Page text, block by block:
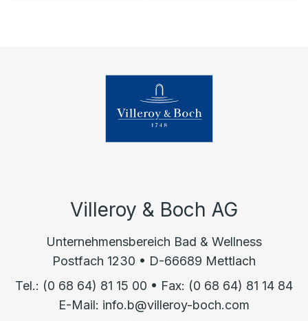
Villeroy & Boch AG
Unternehmensbereich Bad & Wellness
Postfach 1230 • D-66689 Mettlach
Tel.: (0 68 64) 81 15 00 • Fax: (0 68 64) 81 14 84
E-Mail: info.b@villeroy-boch.com